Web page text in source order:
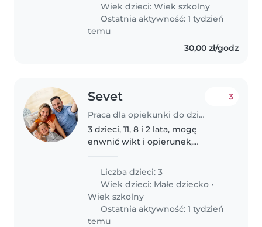
Wiek dzieci:Wiek szkolny
Ostatnia aktywność: 1 tydzień
temu
30,00 zł/godz
Sevet
Praca dla opiekunki do dziecka w Opole
3
3 dzieci, 11, 8 i 2 lata, mogę
enwnić wikt i opierunek,
Liczba dzieci: 3
Wiek dzieci: Małe dziecko •
Wiek szkolny
Ostatnia aktywność: 1 tydzień
temu